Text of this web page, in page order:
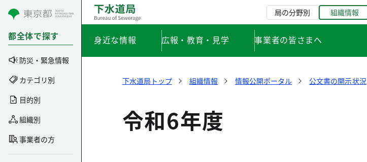
コンテンツにスキップ
都全体で探す
防災・緊急情報
カテゴリ別
目的別
組織別
事業者の方
局の分野別 組織情報
身近な情報 広報・教育・見学 事業者の皆さまへ
下水道局トップ 組織情報 情報公開ポータル 公文書の開示状況
令和6年度